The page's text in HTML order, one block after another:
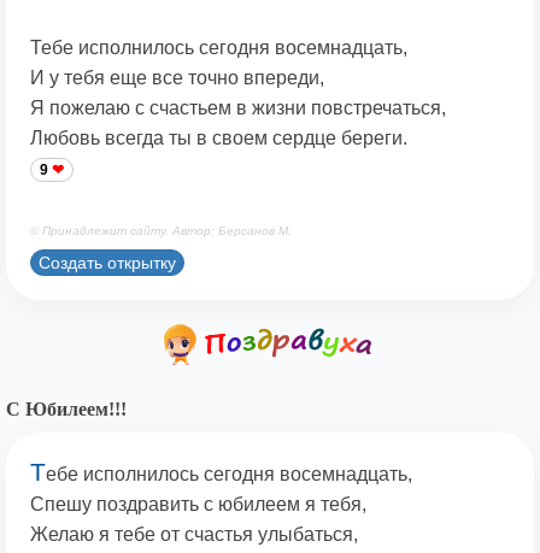
Тебе исполнилось сегодня восемнадцать,
И у тебя еще все точно впереди,
Я пожелаю с счастьем в жизни повстречаться,
Любовь всегда ты в своем сердце береги.
9
© Принадлежит сайту. Автор: Берсанов М.
Создать открытку
С Юбилеем!!!
Тебе исполнилось сегодня восемнадцать,
Спешу поздравить с юбилеем я тебя,
Желаю я тебе от счастья улыбаться,